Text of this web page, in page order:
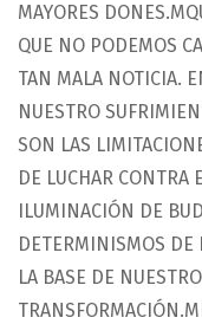
MAYORES
QUE NO PODEMOS
TAN MALA NOTICIA.
NUESTRO
SON LAS
DE LUCHAR CONTRA
ILUMINACIÓN DE
DETERMINISMOS DE
LA BASE DE